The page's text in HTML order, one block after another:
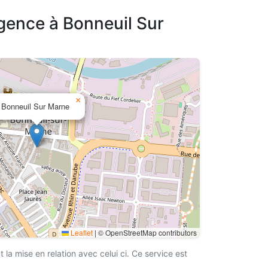
à Bonneuil Sur
Bonneuil Sur Marne
×
Leaflet | © OpenStreetMap contributors
mise en relation avec celui ci. Ce service est